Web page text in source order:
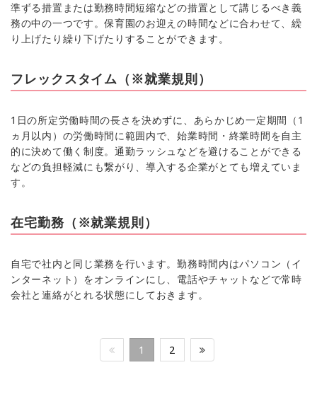
準ずる措置または勤務時間短縮などの措置として講じるべき義
務の中の一つです。保育園のお迎えの時間などに合わせて、繰
り上げたり繰り下げたりすることができます。
フレックスタイム（※就業規則）
1日の所定労働時間の長さを決めずに、あらかじめ一定期間（1
ヵ月以内）の労働時間に範囲内で、始業時間・終業時間を自主
的に決めて働く制度。通勤ラッシュなどを避けることができる
などの負担軽減にも繋がり、導入する企業がとても増えていま
す。
在宅勤務（※就業規則）
自宅で社内と同じ業務を行います。勤務時間内はパソコン（イ
ンターネット）をオンラインにし、電話やチャットなどで常時
会社と連絡がとれる状態にしておきます。
1 2